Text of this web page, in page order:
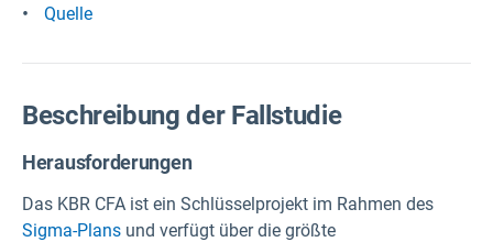
Quelle
Beschreibung der Fallstudie
Herausforderungen
Das KBR CFA ist ein Schlüsselprojekt im Rahmen des
Sigma-Plans und verfügt über die größte